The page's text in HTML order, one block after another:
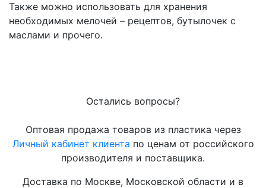
Также можно использовать для хранения
необходимых мелочей – рецептов, бутылочек с
маслами и прочего.
Остались вопросы?
Оптовая продажа товаров из пластика через
Личный кабинет клиента по ценам от российского
производителя и поставщика.
Доставка по Москве, Московской области и в